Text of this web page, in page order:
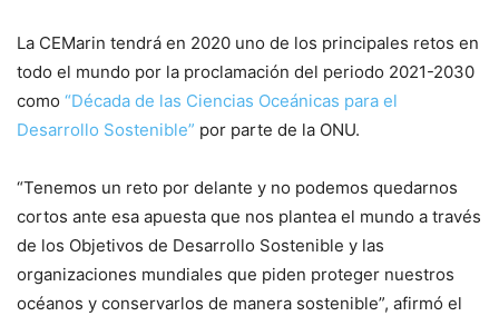
La CEMarin tendrá en 2020 uno de los principales retos en
todo el mundo por la proclamación del periodo 2021-2030
como “Década de las Ciencias Oceánicas para el
Desarrollo Sostenible” por parte de la ONU.
“Tenemos un reto por delante y no podemos quedarnos
cortos ante esa apuesta que nos plantea el mundo a través
de los Objetivos de Desarrollo Sostenible y las
organizaciones mundiales que piden proteger nuestros
océanos y conservarlos de manera sostenible”, afirmó el